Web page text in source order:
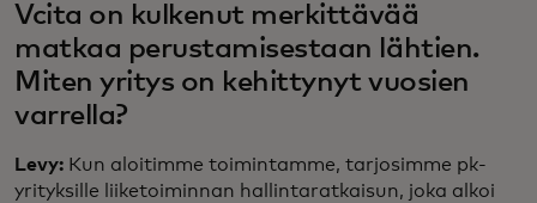
Vcita on kulkenut merkittävää
matkaa perustamisestaan lähtien.
Miten yritys on kehittynyt vuosien
varrella?
Levy: Kun aloitimme toimintamme, tarjosimme pk-
yrityksille liiketoiminnan hallintaratkaisun, joka alkoi